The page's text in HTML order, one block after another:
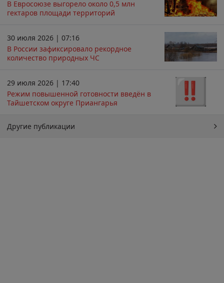
В Евросоюзе выгорело около 0,5 млн
гектаров площади территорий
30 июля 2026 | 07:16
В России зафиксировало рекордное
количество природных ЧС
29 июля 2026 | 17:40
Режим повышенной готовности введён в
Тайшетском округе Приангарья
Другие публикации